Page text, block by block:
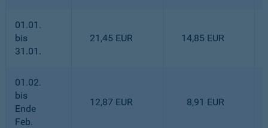
01.01.
bis
31.01.
21,45 EUR 14,85 EUR
01.02.
bis
Ende
Feb.
12,87 EUR 8,91 EUR